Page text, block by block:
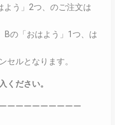
う」2つ、のご注文は
の「おはよう」1つ、は
セルとなります。
ください。
ーーーーーーーーー